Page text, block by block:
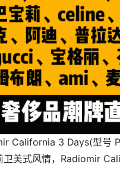
美式风情，Radiomir